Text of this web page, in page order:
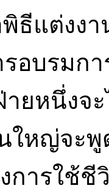
พิธีแต่งง
อบรมก
ายหนึ่งจ
ใหญ่จะพู
การใช้ชี